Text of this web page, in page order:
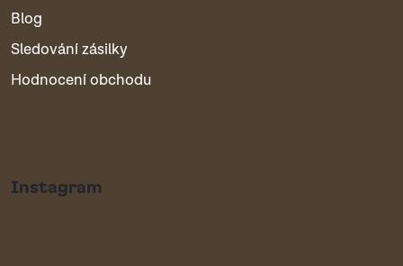
Blog
Sledování zásilky
Hodnocení obchodu
Instagram